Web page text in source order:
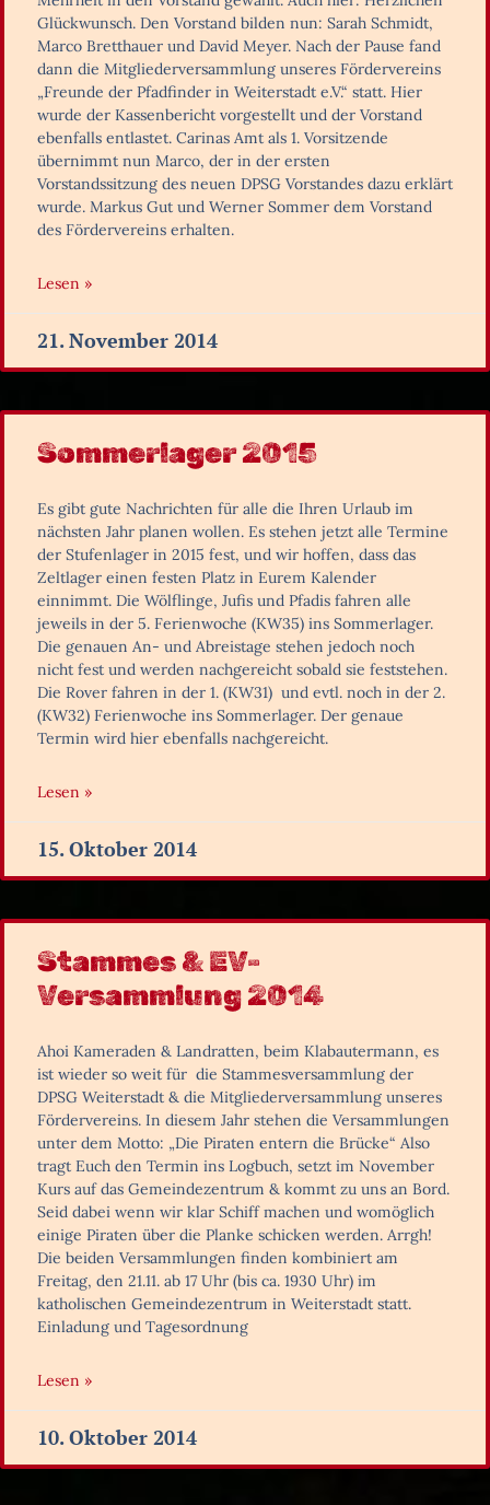
Glückwunsch. Den Vorstand bilden nun: Sarah Schmidt,
Marco Bretthauer und David Meyer. Nach der Pause fand
dann die Mitgliederversammlung unseres Fördervereins
„Freunde der Pfadfinder in Weiterstadt e.V.“ statt. Hier
wurde der Kassenbericht vorgestellt und der Vorstand
ebenfalls entlastet. Carinas Amt als 1. Vorsitzende
übernimmt nun Marco, der in der ersten
Vorstandssitzung des neuen DPSG Vorstandes dazu erklärt
wurde. Markus Gut und Werner Sommer dem Vorstand
des Fördervereins erhalten.
Lesen »
21. November 2014
Sommerlager 2015
Es gibt gute Nachrichten für alle die Ihren Urlaub im
nächsten Jahr planen wollen. Es stehen jetzt alle Termine
der Stufenlager in 2015 fest, und wir hoffen, dass das
Zeltlager einen festen Platz in Eurem Kalender
einnimmt. Die Wölflinge, Jufis und Pfadis fahren alle
jeweils in der 5. Ferienwoche (KW35) ins Sommerlager.
Die genauen An- und Abreistage stehen jedoch noch
nicht fest und werden nachgereicht sobald sie feststehen.
Die Rover fahren in der 1. (KW31) und evtl. noch in der 2.
(KW32) Ferienwoche ins Sommerlager. Der genaue
Termin wird hier ebenfalls nachgereicht.
Lesen »
15. Oktober 2014
Stammes & EV-
Versammlung 2014
Ahoi Kameraden & Landratten, beim Klabautermann, es
ist wieder so weit für die Stammesversammlung der
DPSG Weiterstadt & die Mitgliederversammlung unseres
Fördervereins. In diesem Jahr stehen die Versammlungen
unter dem Motto: „Die Piraten entern die Brücke“ Also
tragt Euch den Termin ins Logbuch, setzt im November
Kurs auf das Gemeindezentrum & kommt zu uns an Bord.
Seid dabei wenn wir klar Schiff machen und womöglich
einige Piraten über die Planke schicken werden. Arrgh!
Die beiden Versammlungen finden kombiniert am
Freitag, den 21.11. ab 17 Uhr (bis ca. 1930 Uhr) im
katholischen Gemeindezentrum in Weiterstadt statt.
Einladung und Tagesordnung
Lesen »
10. Oktober 2014